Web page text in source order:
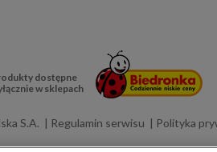
dostępne
w sklepach
S.A. Regulamin serwisu Polityka